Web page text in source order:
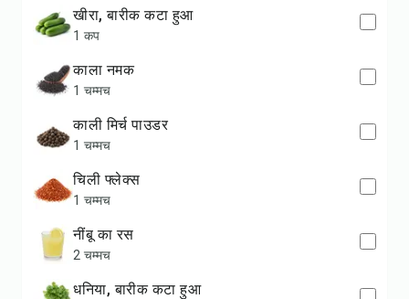
खीरा, बारीक कटा हुआ
1 कप
काला नमक
1 चम्मच
काली मिर्च पाउडर
1 चम्मच
चिली फ्लेक्स
1 चम्मच
नींबू का रस
2 चम्मच
धनिया, बारीक कटा हुआ